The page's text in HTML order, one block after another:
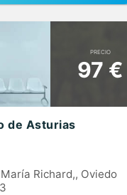
PRECIO
97 €
de Asturias
Richard,, Oviedo